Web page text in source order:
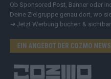
Ob Sponsored Post, Banner oder
Deine Zielgruppe genau dort, wo
➔ Jetzt Werbung buchen &
EIN ANGEBOT DER COZMO NEWS